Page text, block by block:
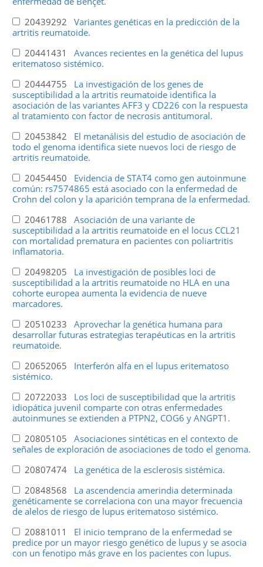
20439292 Variantes genéticas en la predicción de la
artritis reumatoide.
20441431 Avances recientes en la genética del lupus
eritematoso sistémico.
20444755 La investigación de los genes de
susceptibilidad a la artritis reumatoide identifica la
asociación de las variantes AFF3 y CD226 con la respuesta
al tratamiento con factor de necrosis antitumoral.
20453842 El metanálisis del estudio de asociación de
todo el genoma identifica siete nuevos loci de riesgo de
artritis reumatoide.
20454450 Evidencia de STAT4 como gen autoinmune
común: rs7574865 está asociado con la enfermedad de
Crohn del colon y la aparición temprana de la enfermedad.
20461788 Asociación de una variante de
susceptibilidad a la artritis reumatoide en el locus CCL21
con mortalidad prematura en pacientes con poliartritis
inflamatoria.
20498205 La investigación de posibles loci de
susceptibilidad a la artritis reumatoide no HLA en una
cohorte europea aumenta la evidencia de nueve
marcadores.
20510233 Aprovechar la genética humana para
desarrollar futuras estrategias terapéuticas en la artritis
reumatoide.
20652065 Interferón alfa en el lupus eritematoso
sistémico.
20722033 Los loci de susceptibilidad que la artritis
idiopática juvenil comparte con otras enfermedades
autoinmunes se extienden a PTPN2, COG6 y ANGPT1.
20805105 Asociaciones sintéticas en el contexto de
señales de exploración de asociaciones de todo el genoma.
20807474 La genética de la esclerosis sistémica.
20848568 La ascendencia amerindia determinada
genéticamente se correlaciona con una mayor frecuencia
de alelos de riesgo de lupus eritematoso sistémico.
20881011 El inicio temprano de la enfermedad se
predice por un mayor riesgo genético de lupus y se asocia
con un fenotipo más grave en los pacientes con lupus.